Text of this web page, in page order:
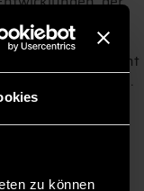
zu können
braucht
treffen zu können.
Das Thema